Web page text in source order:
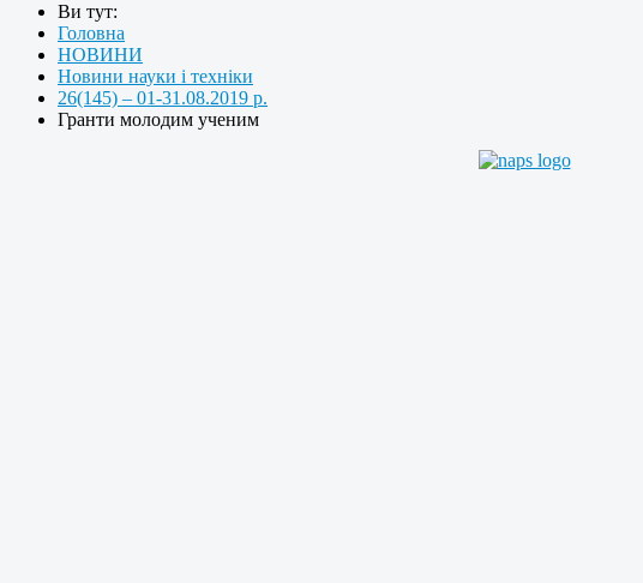
Ви тут:
Головна
НОВИНИ
Новини науки і техніки
26(145) – 01-31.08.2019 р.
Гранти молодим ученим